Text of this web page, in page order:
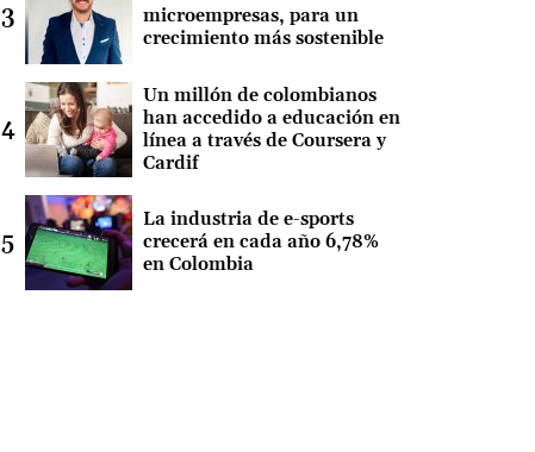
microempresas, para un
crecimiento más sostenible
Un millón de colombianos
han accedido a educación en
línea a través de Coursera y
Cardif
La industria de e-sports
crecerá en cada año 6,78%
en Colombia